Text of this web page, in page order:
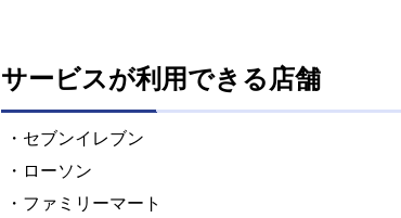
サービスが利用できる店舗
・セブンイレブン
・ローソン
・ファミリーマート